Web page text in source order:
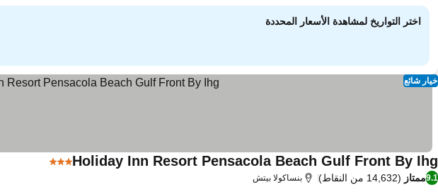
اختر التواريخ لمشاهدة الأسعار المحددة
خيار شائع
Holiday Inn Resort Pensacola Beach Gulf Front By Ihg3 عدد النجوم
9.1ممتاز (14,632 من النقاط) بنساكولا بيتش